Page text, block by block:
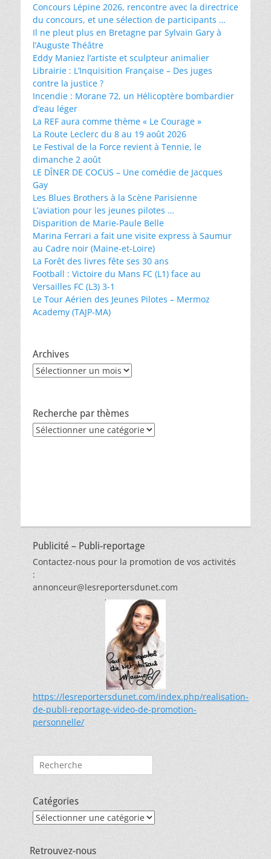
Concours Lépine 2026, rencontre avec la directrice
du concours, et une sélection de participants …
Il ne pleut plus en Bretagne par Sylvain Gary à
l’Auguste Théâtre
Eddy Maniez l’artiste et sculpteur animalier
Librairie : L’Inquisition Française – Des juges
contre la justice ?
Incendie : Morane 72, un Hélicoptère bombardier
d’eau léger
La REF aura comme thème « Le Courage »
La Route Leclerc du 8 au 19 août 2026
Le Festival de la Force revient à Tennie, le
dimanche 2 août
LE DÎNER DE COCUS – Une comédie de Jacques
Gay
Les Blues Brothers à la Scène Parisienne
L’aviation pour les jeunes pilotes …
Disparition de Marie-Paule Belle
Marina Ferrari a fait une visite express à Saumur
au Cadre noir (Maine-et-Loire)
La Forêt des livres fête ses 30 ans
Football : Victoire du Mans FC (L1) face au
Versailles FC (L3) 3-1
Le Tour Aérien des Jeunes Pilotes – Mermoz
Academy (TAJP-MA)
Archives
Archives
Recherche par thèmes
Recherche
Publicité – Publi-reportage
Contactez-nous pour la promotion de vos activités
:
annonceur@lesreportersdunet.com
https://lesreportersdunet.com/index.php/realisation-
de-publi-reportage-video-de-promotion-
personnelle/
Rechercher :
Catégories
Catégories
Retrouvez-nous